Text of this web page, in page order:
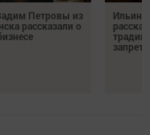
Петровы из
рассказали о
Ильин